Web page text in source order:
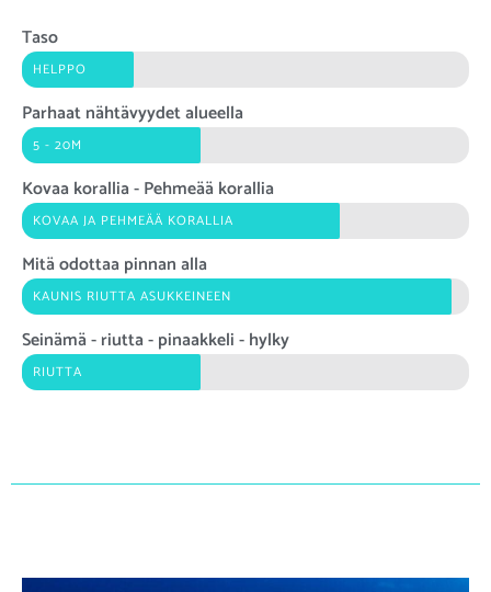
Taso
HELPPO
Parhaat nähtävyydet alueella
5 - 20M
Kovaa korallia - Pehmeää korallia
KOVAA JA PEHMEÄÄ KORALLIA
Mitä odottaa pinnan alla
KAUNIS RIUTTA ASUKKEINEEN
Seinämä - riutta - pinaakkeli - hylky
RIUTTA